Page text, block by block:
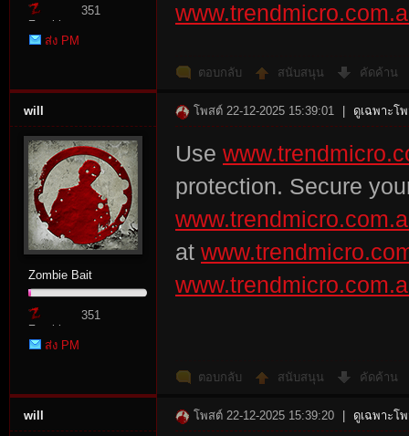
Zombie
Point
351
ส่ง PM
ตอบกลับ สนับสนุน คัดค้าน
will
Zombie Bait
Zombie
Point
351
ส่ง PM
โพสต์ 22-12-2025 15:39:01 ดูเฉพาะโ
Use
protection. Secure
at
ตอบกลับ สนับสนุน คัดค้าน
will โพสต์ 22-12-2025 15:39:20 ดูเฉพาะโ